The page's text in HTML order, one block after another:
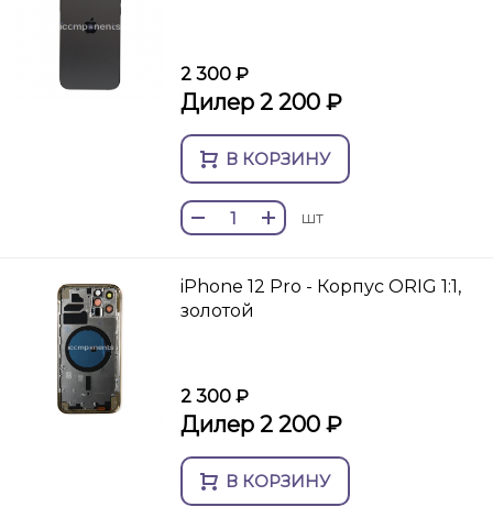
2 300 ₽
Дилер 2 200 ₽
В КОРЗИНУ
шт
iPhone 12 Pro - Корпус ORIG 1:1,
золотой
2 300 ₽
Дилер 2 200 ₽
В КОРЗИНУ